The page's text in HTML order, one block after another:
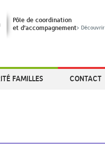
Pôle de coordination
et d’accompagnement> Découvrir
FAMILLES CONTACT